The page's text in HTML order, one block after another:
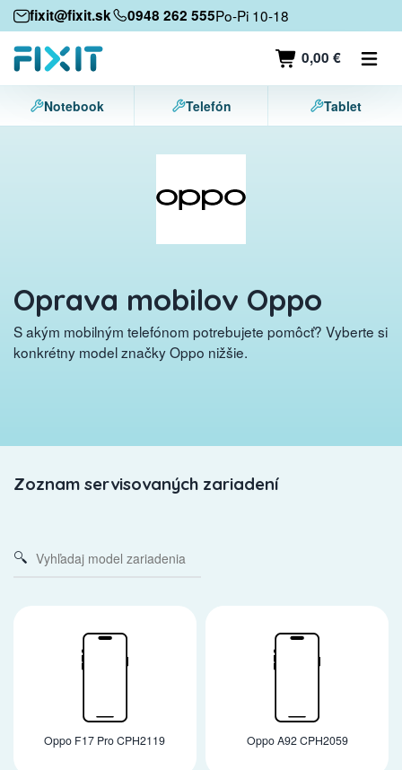
fixit@fixit.sk 0948 262 555Po-Pi 10-18
0,00 €
Mobilné zariadenia
Mobilné telefóny
Tablety
Kontakt
Notebook Telefón Tablet
Oprava mobilov Oppo
S akým mobilným telefónom potrebujete pomôcť? Vyberte si
konkrétny model značky Oppo nižšie.
Zoznam servisovaných zariadení
Oppo F17 Pro CPH2119 Oppo A92 CPH2059